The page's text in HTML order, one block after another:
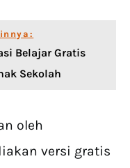
Belajar Gratis
Sekolah
oleh
versi gratis